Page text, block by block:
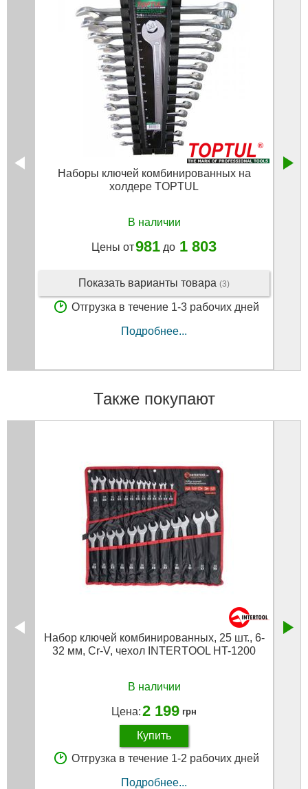
Наборы ключей комбинированных на
холдере TOPTUL
В наличии
Цены от981 до 1 803
Показать варианты товара (3)
Отгрузка в течение 1-3 рабочих дней
Подробнее...
Также покупают
Набор ключей комбинированных, 25 шт., 6-
32 мм, Cr-V, чехол INTERTOOL HT-1200
В наличии
Цена:2 199 грн
Купить
Отгрузка в течение 1-2 рабочих дней
Подробнее...